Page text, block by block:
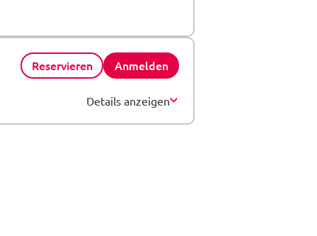
Reservieren Anmelden
Details anzeigen